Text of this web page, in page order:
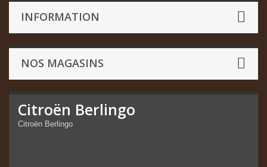
INFORMATION
NOS MAGASINS
Citroën Berlingo
Citroën Berlingo